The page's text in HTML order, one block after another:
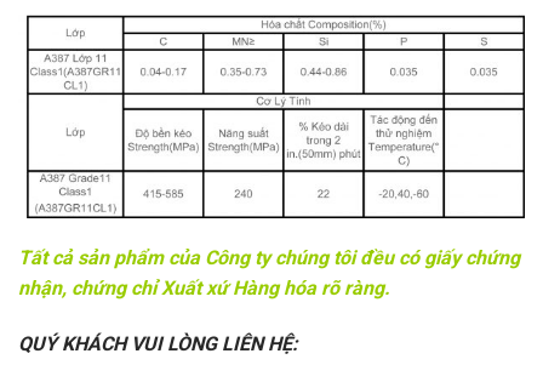
Tất cả sản phẩm của Công ty chúng tôi đều có giấy chứng
nhận, chứng chỉ Xuất xứ Hàng hóa rõ ràng.
QUÝ KHÁCH VUI LÒNG LIÊN HỆ: